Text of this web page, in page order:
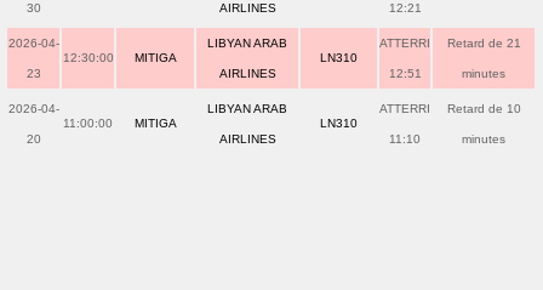
30 AIRLINES 12:21
2026-04-
23
12:30:00 MITIGA
LIBYAN ARAB
AIRLINES
LN310
ATTERRI
12:51
Retard de 21
minutes
2026-04-
20
11:00:00 MITIGA
LIBYAN ARAB
AIRLINES
LN310
ATTERRI
11:10
Retard de 10
minutes